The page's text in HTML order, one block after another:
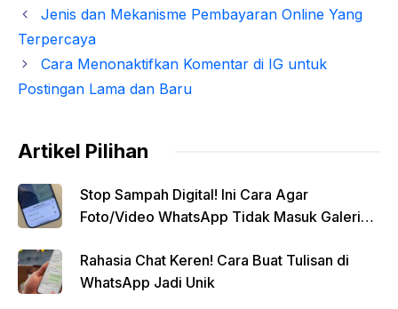
Jenis dan Mekanisme Pembayaran Online Yang
Terpercaya
Cara Menonaktifkan Komentar di IG untuk
Postingan Lama dan Baru
Artikel Pilihan
Stop Sampah Digital! Ini Cara Agar
Foto/Video WhatsApp Tidak Masuk Galeri
Rahasia Chat Keren! Cara Buat Tulisan di
WhatsApp Jadi Unik